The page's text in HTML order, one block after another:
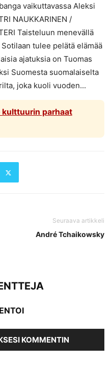
vaikuttavassa Aleksi
NAUKKARINEN /
Taisteluun menevällä
tulee pelätä elämää
ajatuksia on Tuomas
Suomesta suomalaiselta
joka kuoli vuoden...
kulttuurin parhaat
Seuraava artikkeli
André Tchaikowsky
KOMMENTIN